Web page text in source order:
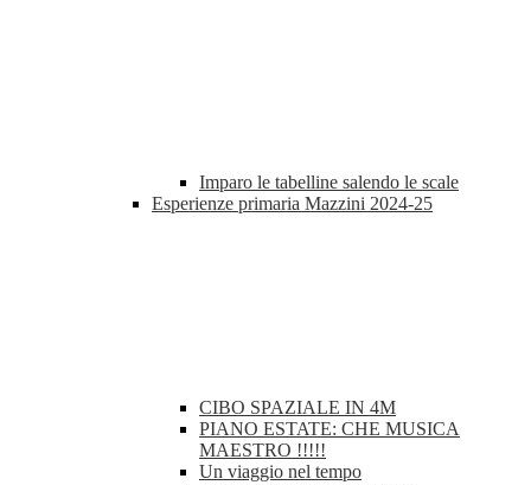
Imparo le tabelline salendo le scale
Esperienze primaria Mazzini 2024-25
CIBO SPAZIALE IN 4M
PIANO ESTATE: CHE MUSICA
MAESTRO !!!!!
Un viaggio nel tempo